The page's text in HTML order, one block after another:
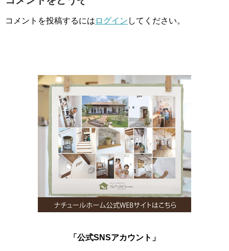
コメントを投稿するには ログイン してください。
「公式SNSアカウント」